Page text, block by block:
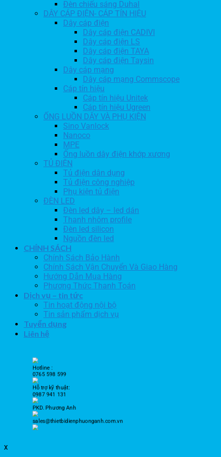
Đèn chiếu sáng Duhal
DÂY CÁP ĐIỆN- CÁP TÍN HIỆU
Dây cáp điện
Dây cáp điện CADIVI
Dây cáp điện LS
Dây cáp điện TAYA
Dây cáp điện Taysin
Dây cáp mạng
Dây cáp mạng Commscope
Cáp tín hiệu
Cáp tín hiệu Unitek
Cáp tín hiệu Ugreen
ỐNG LUỒN DÂY VÀ PHỤ KIỆN
Sino Vanlock
Nanoco
MPE
Ống luồn dây điện khớp xương
TỦ ĐIỆN
Tủ điện dân dụng
Tủ điện công nghiệp
Phụ kiện tủ điện
ĐÈN LED
Đèn led dây – led dán
Thanh nhôm profile
Đèn led silicon
Nguồn đèn led
CHÍNH SÁCH
Chính Sách Bảo Hành
Chính Sách Vận Chuyển Và Giao Hàng
Hướng Dẫn Mua Hàng
Phương Thức Thanh Toán
Dịch vụ – tin tức
Tin hoạt động nội bộ
Tin sản phẩm dịch vụ
Tuyển dụng
Liên hệ
Hotline :
0765 598 599
Hỗ trợ kỹ thuật:
0987 941 131
PKD. Phương Anh
sales@thietbidienphuonganh.com.vn
x